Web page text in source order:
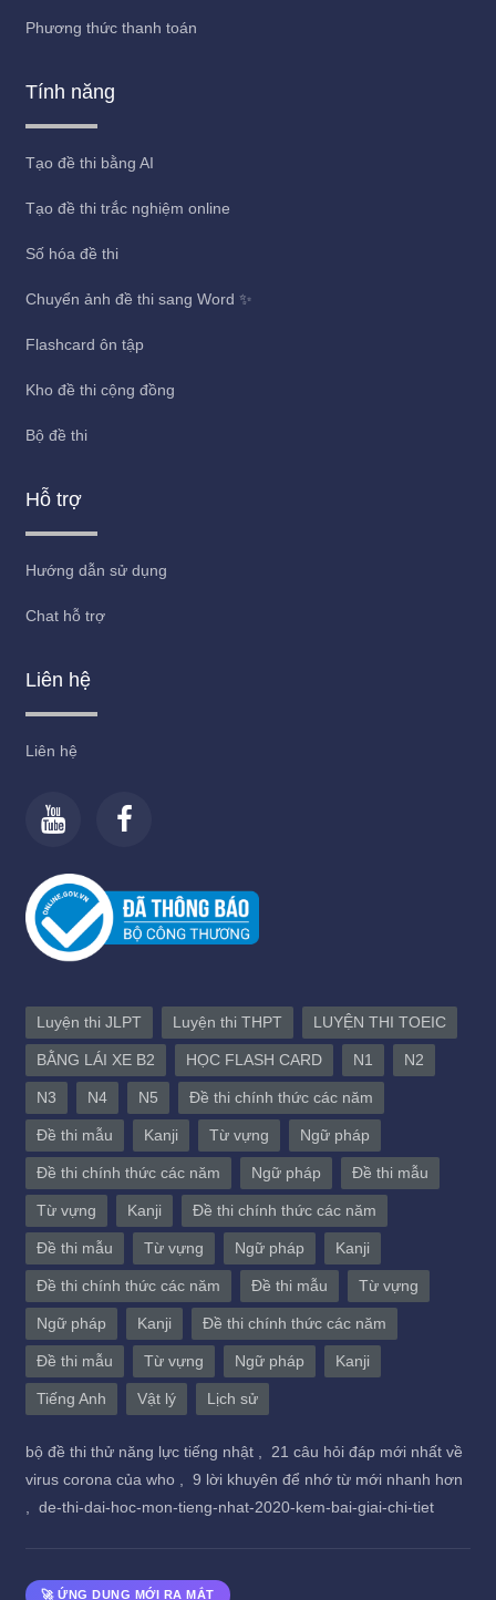
Phương thức thanh toán
Tính năng
Tạo đề thi bằng AI
Tạo đề thi trắc nghiệm online
Số hóa đề thi
Chuyển ảnh đề thi sang Word ✨
Flashcard ôn tập
Kho đề thi cộng đồng
Bộ đề thi
Hỗ trợ
Hướng dẫn sử dụng
Chat hỗ trợ
Liên hệ
Liên hệ
Luyện thi JLPT Luyện thi THPT LUYỆN THI TOEIC
BẰNG LÁI XE B2 HỌC FLASH CARD N1 N2
N3 N4 N5 Đề thi chính thức các năm
Đề thi mẫu Kanji Từ vựng Ngữ pháp
Đề thi chính thức các năm Ngữ pháp Đề thi mẫu
Từ vựng Kanji Đề thi chính thức các năm
Đề thi mẫu Từ vựng Ngữ pháp Kanji
Đề thi chính thức các năm Đề thi mẫu Từ vựng
Ngữ pháp Kanji Đề thi chính thức các năm
Đề thi mẫu Từ vựng Ngữ pháp Kanji
Tiếng Anh Vật lý Lịch sử
bộ đề thi thử năng lực tiếng nhật , 21 câu hỏi đáp mới nhất về
virus corona của who , 9 lời khuyên để nhớ từ mới nhanh hơn
, de-thi-dai-hoc-mon-tieng-nhat-2020-kem-bai-giai-chi-tiet
🚀 ỨNG DỤNG MỚI RA MẮT